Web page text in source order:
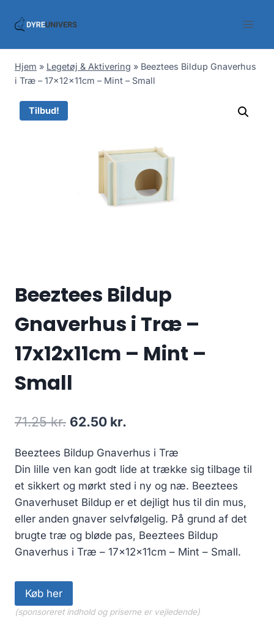
Hjem » Legetøj & Aktivering » Beeztees Bildup Gnaverhus
i Træ – 17x12x11cm – Mint – Small
Tilbud!
Beeztees Bildup
Gnaverhus i Træ –
17x12x11cm – Mint –
Small
71.25kr. Den
pris
var:
71.25 kr..
62.50 kr.
pris
er:
62.50 kr..
Beeztees Bildup Gnaverhus i Træ
Din lille ven kan godt lide at trække sig tilbage til
et sikkert og mørkt sted i ny og næ. Beeztees
Gnaverhuset Bildup er et dejligt hus til din mus,
eller anden gnaver selvfølgelig. På grund af det
brugte træ og bløde pas, Beeztees Bildup
Gnaverhus i Træ – 17x12x11cm – Mint – Small.
Køb her
(sponsoreret indhold og priserne er vejledende)